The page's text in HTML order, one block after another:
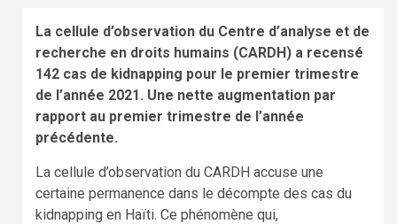
La cellule d’observation du Centre d’analyse et de
recherche en droits humains (CARDH) a recensé
142 cas de kidnapping pour le premier trimestre
de l’année 2021. Une nette augmentation par
rapport au premier trimestre de l’année
précédente.
La cellule d’observation du CARDH accuse une
certaine permanence dans le décompte des cas du
kidnapping en Haïti. Ce phénomène qui,